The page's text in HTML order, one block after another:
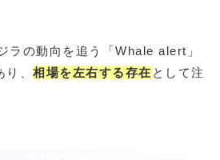
ラの動向を追う「Whale alert」
、 相場を左右する存在 として注